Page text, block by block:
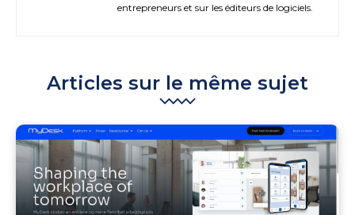
entrepreneurs et sur les éditeurs de logiciels.
Articles sur le même sujet